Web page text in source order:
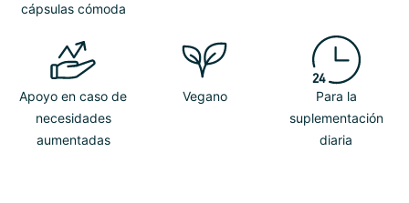
cápsulas cómoda
Apoyo en caso de
necesidades
aumentadas
Vegano
Para la
suplementación
diaria